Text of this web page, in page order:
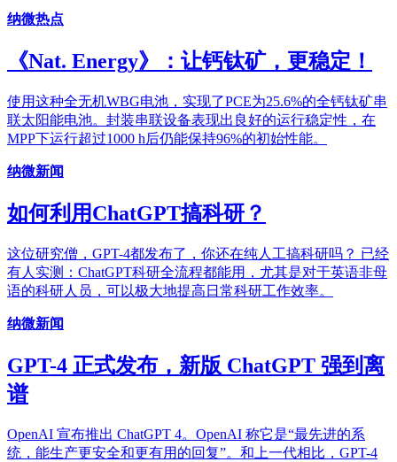
纳微热点
《Nat. Energy》：让钙钛矿，更稳定！
使用这种全无机WBG电池，实现了PCE为25.6%的全钙钛矿串
联太阳能电池。封装串联设备表现出良好的运行稳定性，在
MPP下运行超过1000 h后仍能保持96%的初始性能。
纳微新闻
如何利用ChatGPT搞科研？
这位研究僧，GPT-4都发布了，你还在纯人工搞科研吗？ 已经
有人实测：ChatGPT科研全流程都能用，尤其是对于英语非母
语的科研人员，可以极大地提高日常科研工作效率。
纳微新闻
GPT-4 正式发布，新版 ChatGPT 强到离
谱
OpenAI 宣布推出 ChatGPT 4。OpenAI 称它是“最先进的系
统，能生产更安全和更有用的回复”。和上一代相比，GPT-4